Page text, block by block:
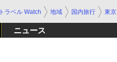
トラベル Watch 地域 国内旅行 東京
ニュース